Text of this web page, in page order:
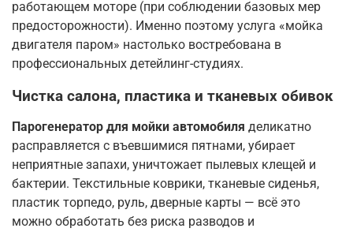
работающем моторе (при соблюдении базовых мер
предосторожности). Именно поэтому услуга «мойка
двигателя паром» настолько востребована в
профессиональных детейлинг-студиях.
Чистка салона, пластика и тканевых обивок
Парогенератор для мойки автомобиля деликатно
расправляется с въевшимися пятнами, убирает
неприятные запахи, уничтожает пылевых клещей и
бактерии. Текстильные коврики, тканевые сиденья,
пластик торпедо, руль, дверные карты — всё это
можно обработать без риска разводов и